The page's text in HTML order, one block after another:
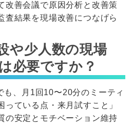
改善会議で原因分析と改善策
査結果を現場改善につなげら
や少人数の現場
必要ですか？
、月1回10〜20分のミーティ
っている点・来月試すこと」
の安定とモチベーション維持